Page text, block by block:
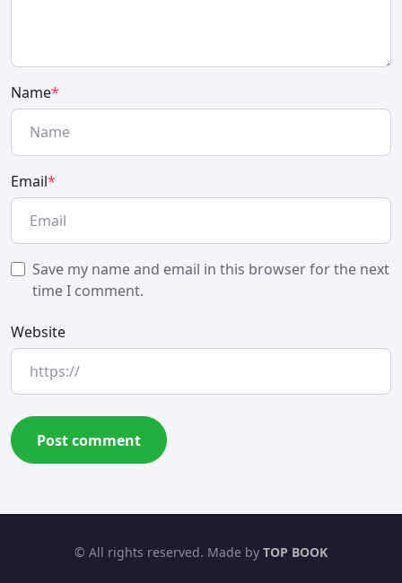
Name*
Email*
Save my name and email in this browser for the next
time I comment.
Website
© All rights reserved. Made by TOP BOOK